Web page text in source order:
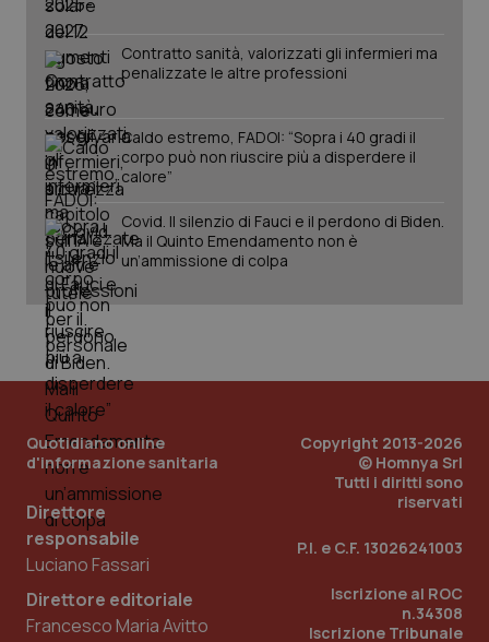
Tumori gastrointestinali
Ulcera & Reflusso
Vaccini
Contratto sanità, valorizzati gli infermieri ma
penalizzate le altre professioni
Caldo estremo, FADOI: “Sopra i 40 gradi il
corpo può non riuscire più a disperdere il
calore”
Covid. Il silenzio di Fauci e il perdono di Biden.
Ma il Quinto Emendamento non è
un’ammissione di colpa
Quotidiano online
d'informazione sanitaria
Direttore
responsabile
Luciano Fassari
Direttore editoriale
Francesco Maria Avitto
Copyright 2013-2026
© Homnya Srl
Tutti i diritti sono
riservati
P.I. e C.F. 13026241003
Iscrizione al ROC
n.34308
Iscrizione Tribunale
tracking-sites-ironfish-
tracking-enable
www.quotidianosanita.it
tracking-sites-ironfish-
session-id
_ga
1
mese